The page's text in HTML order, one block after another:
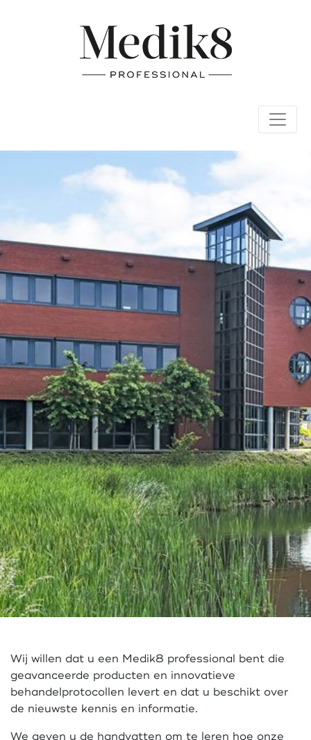
Wij willen dat u een Medik8 professional bent die
geavanceerde producten en innovatieve
behandelprotocollen levert en dat u beschikt over
de nieuwste kennis en informatie.
We geven u de handvatten om te leren hoe onze